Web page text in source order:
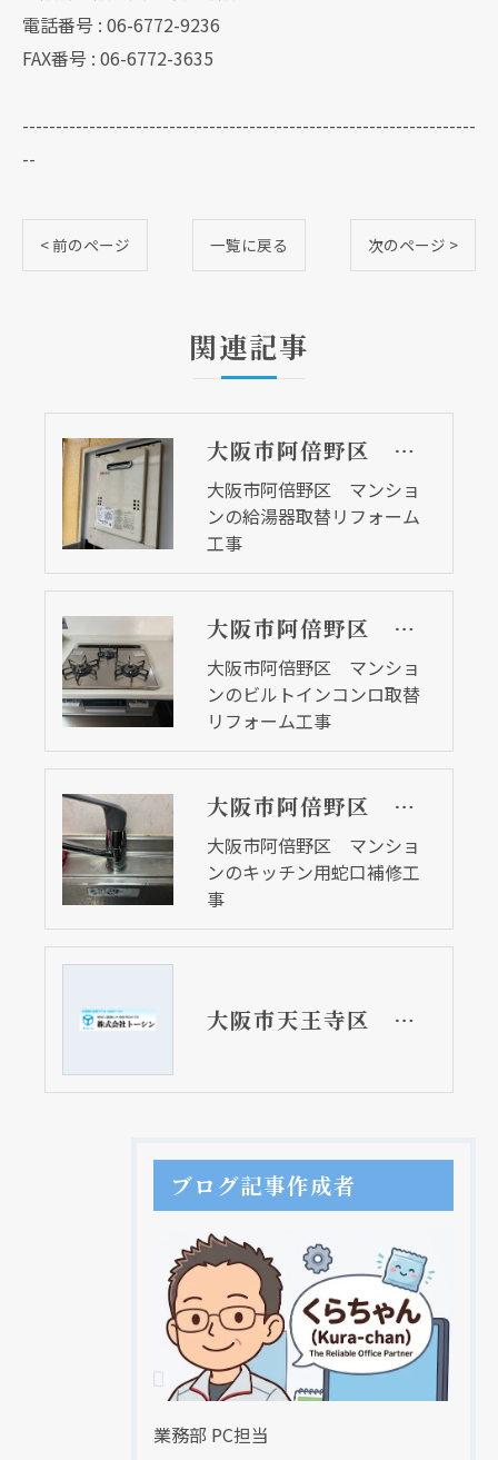
電話番号 : 06-6772-9236
FAX番号 : 06-6772-3635
--------------------------------------------------------------------
--
< 前のページ 一覧に戻る 次のページ >
関連記事
大阪市阿倍野区 マンションの給湯器取替リフォーム工事
大阪市阿倍野区 マンショ
ンの給湯器取替リフォーム
工事
大阪市阿倍野区 マンションのビルトインコンロ取替リフォーム工事
大阪市阿倍野区 マンショ
ンのビルトインコンロ取替
リフォーム工事
大阪市阿倍野区 マンションのキッチン用蛇口補修工事
大阪市阿倍野区 マンショ
ンのキッチン用蛇口補修工
事
大阪市天王寺区 マンションのガス台取替リフォーム工事 セクショナルキッチン
ブログ記事作成者
業務部 PC担当